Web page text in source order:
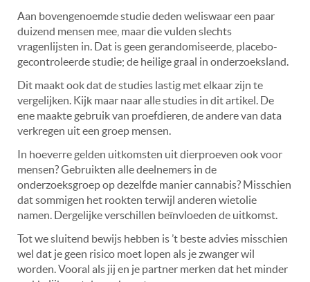
Aan bovengenoemde studie deden weliswaar een paar
duizend mensen mee, maar die vulden slechts
vragenlijsten in. Dat is geen gerandomiseerde, placebo-
gecontroleerde studie; de heilige graal in onderzoeksland.
Dit maakt ook dat de studies lastig met elkaar zijn te
vergelijken. Kijk maar naar alle studies in dit artikel. De
ene maakte gebruik van proefdieren, de andere van data
verkregen uit een groep mensen.
In hoeverre gelden uitkomsten uit dierproeven ook voor
mensen? Gebruikten alle deelnemers in de
onderzoeksgroep op dezelfde manier cannabis? Misschien
dat sommigen het rookten terwijl anderen wietolie
namen. Dergelijke verschillen beïnvloeden de uitkomst.
Tot we sluitend bewijs hebben is ’t beste advies misschien
wel dat je geen risico moet lopen als je zwanger wil
worden. Vooral als jij en je partner merken dat het minder